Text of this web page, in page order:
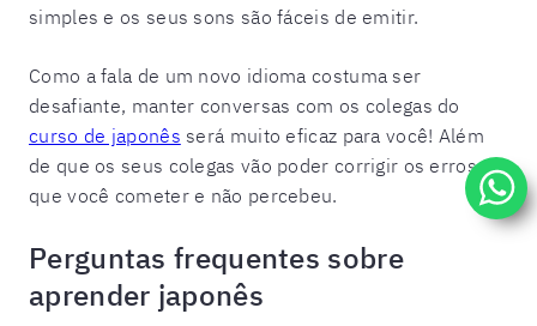
simples e os seus sons são fáceis de emitir.
Como a fala de um novo idioma costuma ser
desafiante, manter conversas com os colegas do
curso de japonês será muito eficaz para você! Além
de que os seus colegas vão poder corrigir os erros
que você cometer e não percebeu.
Perguntas frequentes sobre
aprender japonês